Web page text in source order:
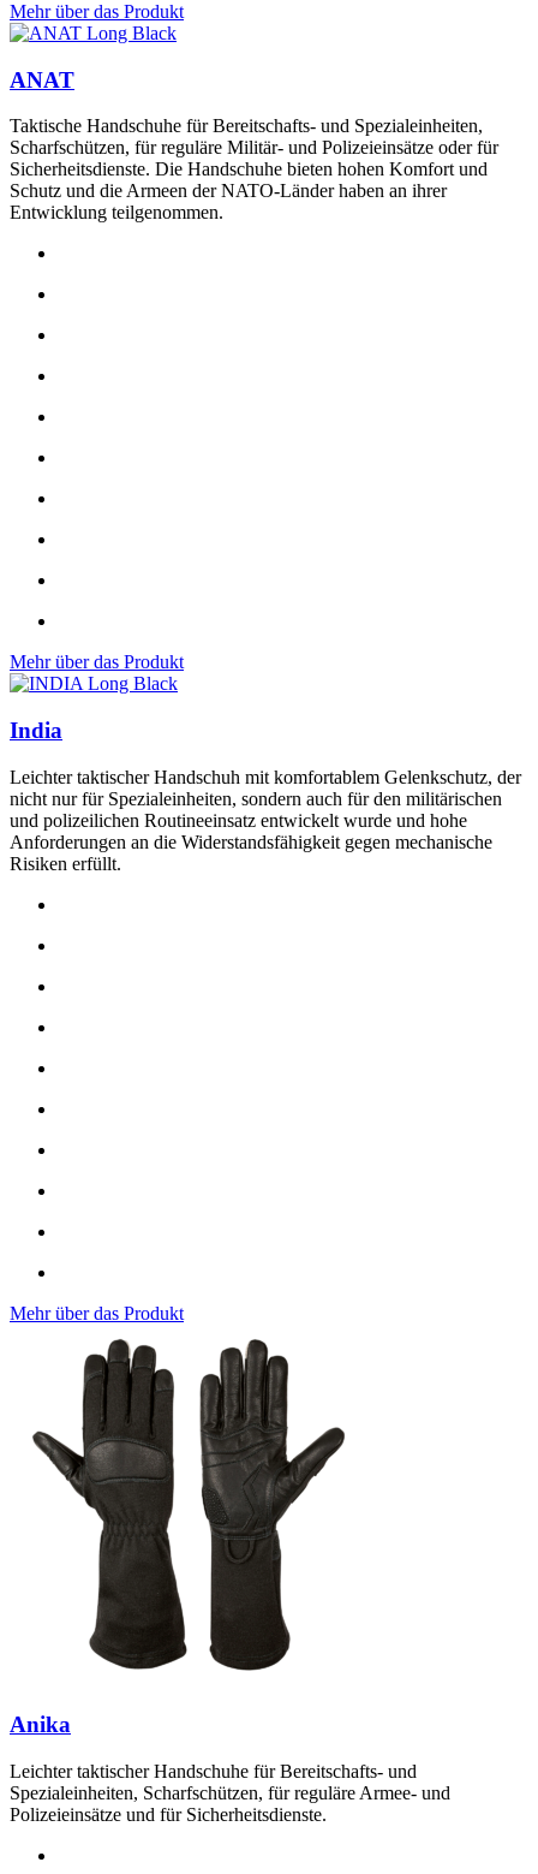
Mehr über das Produkt
ANAT
Taktische Handschuhe für Bereitschafts- und Spezialeinheiten,
Scharfschützen, für reguläre Militär- und Polizeieinsätze oder für
Sicherheitsdienste. Die Handschuhe bieten hohen Komfort und
Schutz und die Armeen der NATO-Länder haben an ihrer
Entwicklung teilgenommen.
Mehr über das Produkt
India
Leichter taktischer Handschuh mit komfortablem Gelenkschutz, der
nicht nur für Spezialeinheiten, sondern auch für den militärischen
und polizeilichen Routineeinsatz entwickelt wurde und hohe
Anforderungen an die Widerstandsfähigkeit gegen mechanische
Risiken erfüllt.
Mehr über das Produkt
Anika
Leichter taktischer Handschuhe für Bereitschafts- und
Spezialeinheiten, Scharfschützen, für reguläre Armee- und
Polizeieinsätze und für Sicherheitsdienste.